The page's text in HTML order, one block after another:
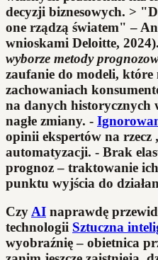
decyzji biznesowych. >
one rządzą światem" –
wnioskami Deloitte,
wyborze metody
zaufanie do modeli,
zachowaniach
na danych historycznych
nagłe zmiany. -
opinii ekspertów na rzecz
automatyzacji. - Brak
prognoz – traktowanie
punktu wyjścia do
CzyAI naprawdę
technologii Sztuczna
wyobraźnię – obietnica